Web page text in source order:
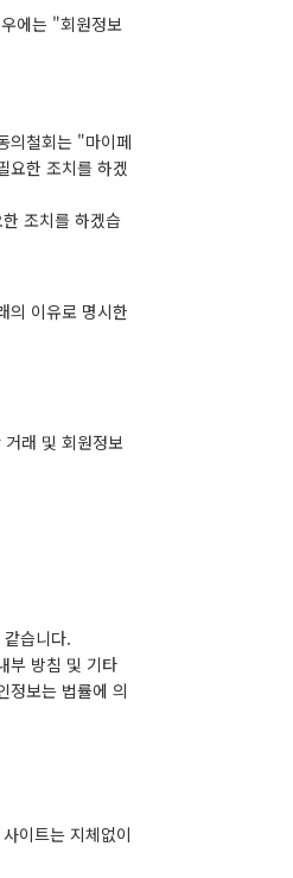
에는 "회원정보
의철회는 "마이페
요한 조치를 하겠
조치를 하겠습
의 이유로 명시한
래 및 회원정보
습니다.
부 방침 및 기타
정보는 법률에 의
이트는 지체없이